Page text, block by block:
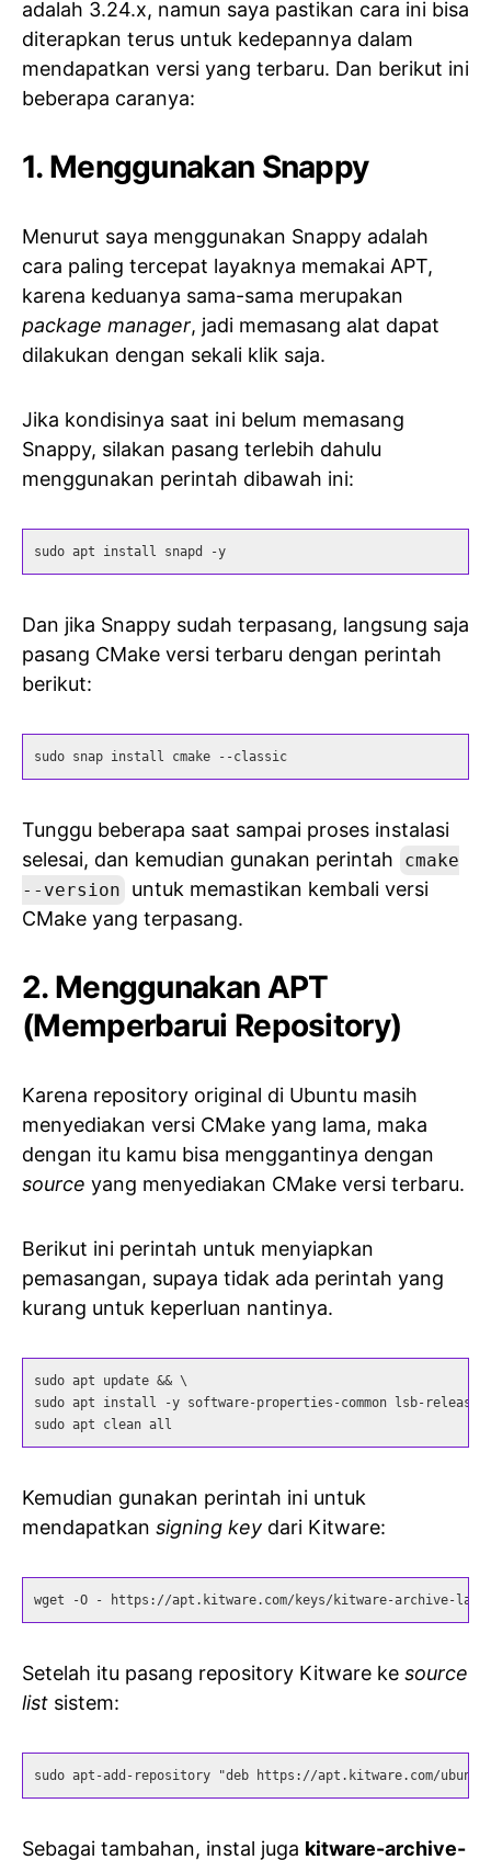
adalah 3.24.x, namun saya pastikan cara ini bisa
diterapkan terus untuk kedepannya dalam
mendapatkan versi yang terbaru. Dan berikut ini
beberapa caranya:
1. Menggunakan Snappy
Menurut saya menggunakan Snappy adalah
cara paling tercepat layaknya memakai APT,
karena keduanya sama-sama merupakan
package manager, jadi memasang alat dapat
dilakukan dengan sekali klik saja.
Jika kondisinya saat ini belum memasang
Snappy, silakan pasang terlebih dahulu
menggunakan perintah dibawah ini:
sudo apt install snapd -y
Dan jika Snappy sudah terpasang, langsung saja
pasang CMake versi terbaru dengan perintah
berikut:
sudo snap install cmake --classic
Tunggu beberapa saat sampai proses instalasi
selesai, dan kemudian gunakan perintah
cmake
--version
untuk memastikan kembali versi
CMake yang terpasang.
2. Menggunakan APT
(Memperbarui Repository)
Karena repository original di Ubuntu masih
menyediakan versi CMake yang lama, maka
dengan itu kamu bisa menggantinya dengan
source yang menyediakan CMake versi terbaru.
Berikut ini perintah untuk menyiapkan
pemasangan, supaya tidak ada perintah yang
kurang untuk keperluan nantinya.
sudo apt update && \
sudo apt install -y software-properties-common lsb-release
sudo apt clean all
Kemudian gunakan perintah ini untuk
mendapatkan signing key dari Kitware:
wget -O - https://apt.kitware.com/keys/kitware-archive-
Setelah itu pasang repository Kitware ke source
list sistem:
sudo apt-add-repository "deb https://apt.kitware.com/
Sebagai tambahan, instal juga kitware-archive-